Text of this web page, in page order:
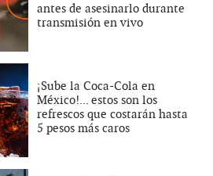
antes de asesinarlo durante
transmisión en vivo
¡Sube la Coca-Cola en
México!... estos son los
refrescos que costarán hasta
5 pesos más caros